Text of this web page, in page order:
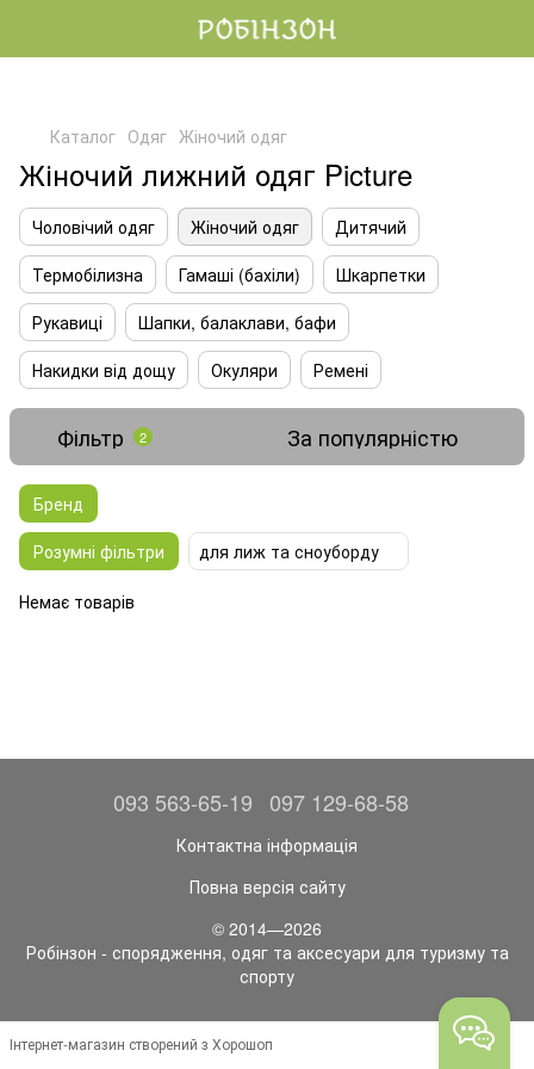
Каталог Одяг Жіночий одяг
Жіночий лижний одяг Picture
Чоловічий одяг Жіночий одяг
Дитячий
Термобілизна
Гамаші (бахіли)
Шкарпетки
Рукавиці
Шапки, балаклави, бафи
Накидки від дощу
Окуляри Ремені
Фільтр 2 За популярністю
Бренд
Розумні фільтри
для лиж та сноуборду
Немає товарів
093 563-65-19 097 129-68-58
Контактна інформація
Повна версія сайту
© 2014—2026
Робінзон - спорядження, одяг та аксесуари для туризму та
спорту
Інтернет-магазин створений з Хорошоп